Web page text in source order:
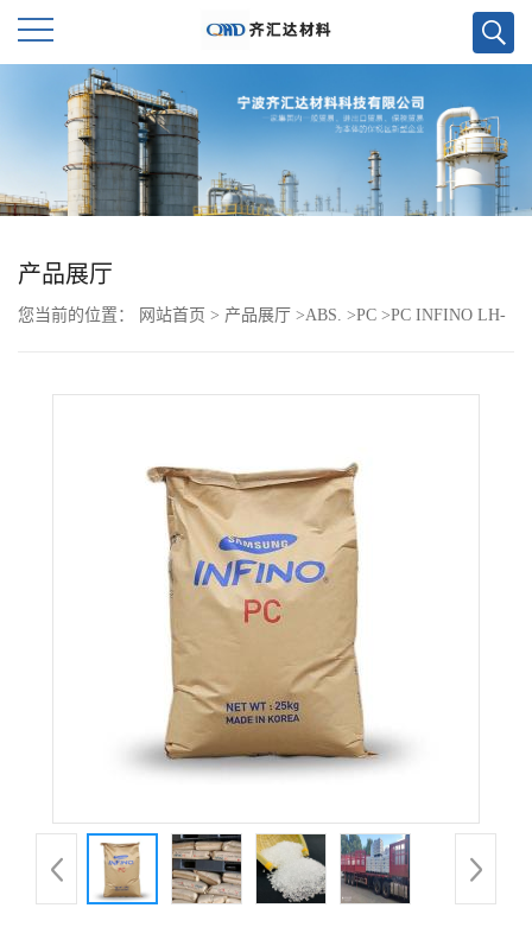
首
页
公
品
产品展厅
您当前的位置： 网站首页 > 产品展厅 >ABS. >PC >PC INFINO LH-